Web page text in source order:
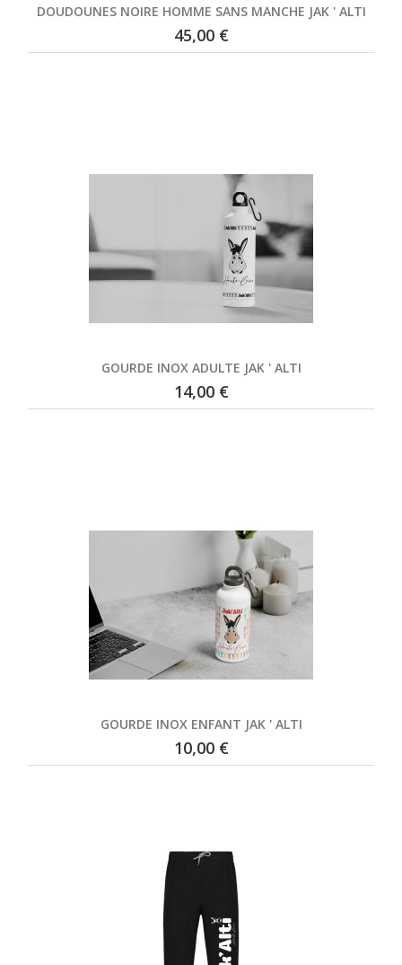
DOUDOUNES NOIRE HOMME SANS MANCHE JAK ' ALTI
45,00 €
GOURDE INOX ADULTE JAK ' ALTI
14,00 €
GOURDE INOX ENFANT JAK ' ALTI
10,00 €